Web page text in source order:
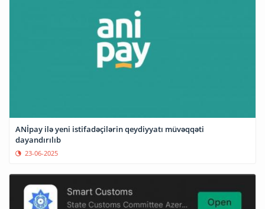
ANİpay ilə yeni istifadəçilərin qeydiyyatı müvəqqəti
dayandırılıb
23-06-2025